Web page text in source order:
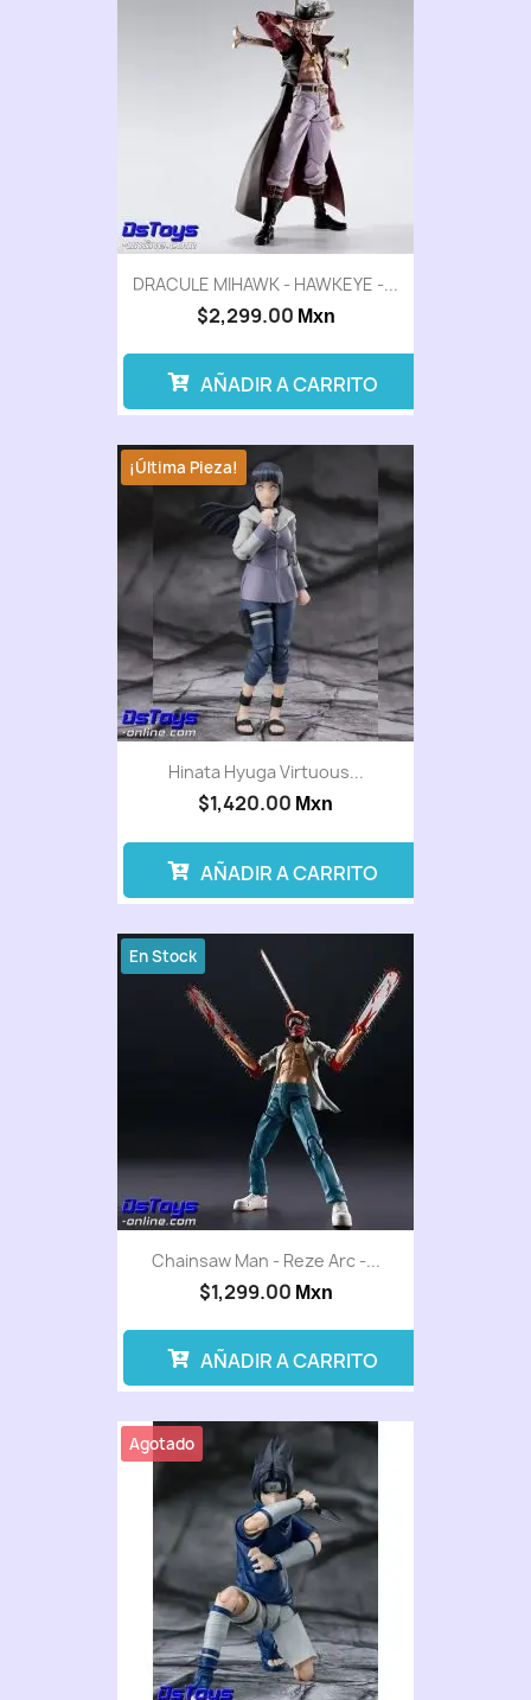
DRACULE MIHAWK - HAWKEYE -...
$2,299.00 Mxn
AÑADIR A CARRITO
Hinata Hyuga Virtuous...
$1,420.00 Mxn
¡Última Pieza!
AÑADIR A CARRITO
Chainsaw Man - Reze Arc -...
$1,299.00 Mxn
En Stock
AÑADIR A CARRITO
Agotado